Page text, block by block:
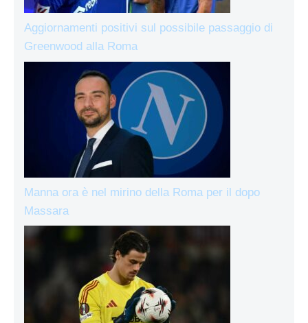
Aggiornamenti positivi sul possibile passaggio di
Greenwood alla Roma
Manna ora è nel mirino della Roma per il dopo
Massara